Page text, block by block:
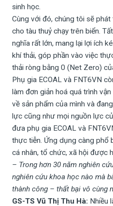
sinh học.
Cùng với đó, chúng tôi sẽ phát
cho tàu thuỷ chạy trên biển.
nghĩa rất lớn, mang lại lợi ích
khí thải, góp phần vào việc
thải ròng bằng 0 (Net Zero)
Phụ gia ECOAL và FNT6VN
làm đơn giản hoá quá trình
về sản phẩm của mình và
lực cũng như mọi nguồn lực
đưa phụ gia ECOAL và
thực tiễn. Ứng dụng càng phổ
cá nhân, tổ chức, xã hội được
– Trong hơn 30 năm nghiên
nghiên cứu khoa học nào mà
thành công – thất bại vô cùng
GS-TS Vũ Thị Thu Hà: Nhiều